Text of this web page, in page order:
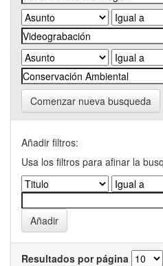
Comenzar nueva busqueda
Añadir filtros:
Usa los filtros para afinar la
Resultados por página